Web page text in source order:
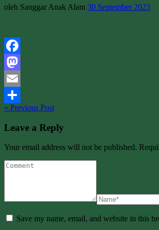
oleh Sanggar Anak Alam 30 September 2023
Facebook
Mastodon
Email
Share
« Previous Post
Leave a Reply
Your email address will not be published.
Save my name, email, and website in this